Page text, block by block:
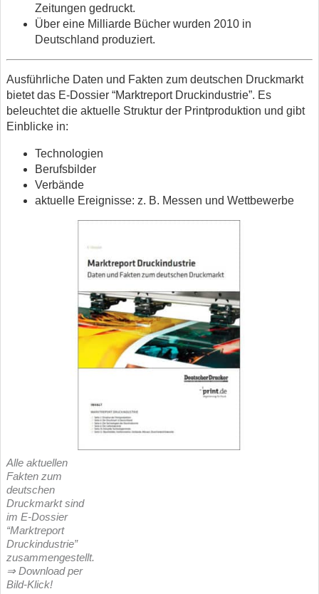
Zeitungen gedruckt.
Über eine Milliarde Bücher wurden 2010 in
Deutschland produziert.
Ausführliche Daten und Fakten zum deutschen Druckmarkt
bietet das E-Dossier “Marktreport Druckindustrie”. Es
beleuchtet die aktuelle Struktur der Printproduktion und gibt
Einblicke in:
Technologien
Berufsbilder
Verbände
aktuelle Ereignisse: z. B. Messen und Wettbewerbe
Alle aktuellen
Fakten zum
deutschen
Druckmarkt sind
im E-Dossier
“Marktreport
Druckindustrie”
zusammengestellt.
⇒ Download per
Bild-Klick!